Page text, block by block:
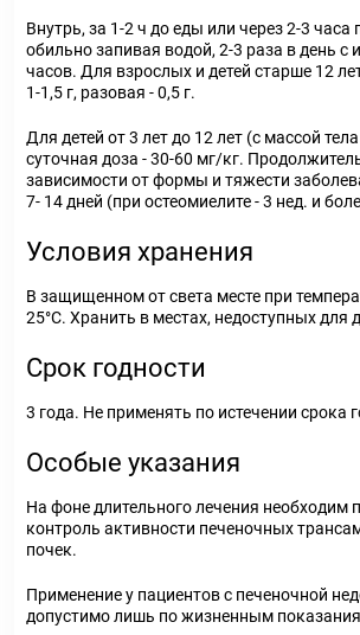
Внутрь, за 1-2 ч до еды или через 2-3 часа
обильно запивая водой, 2-3 раза в день с
часов. Для взрослых и детей старше 12
1-1,5 г, разовая - 0,5 г.
Для детей от 3 лет до 12 лет (с массой
суточная доза - 30-60 мг/кг.
зависимости от формы и тяжести
7- 14 дней (при остеомиелите - 3 нед. и
Условия хранения
В защищенном от света месте при
25°С. Хранить в местах, недоступных для
Срок годности
3 года. Не применять по истечении срока
Особые указания
На фоне длительного лечения необходим
контроль активности печеночных
почек.
Применение у пациентов с печеночной
допустимо лишь по жизненным